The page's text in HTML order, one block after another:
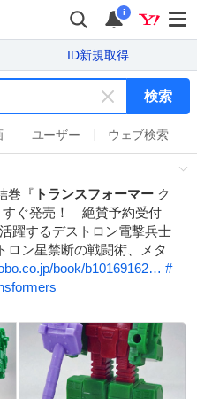
i
ID新規取得
キ
ー
ワ
ド
を
消
す
検索
ユーザー ウェブ検索
巻『 トランスフォーマー ク
すぐ発売！ 絶賛予約受付
躍するデストロン電撃兵士
ン星禁断の戦闘術、メタ
book/b10169162… #